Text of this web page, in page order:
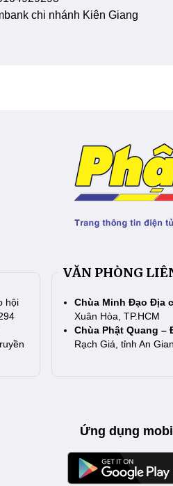
chi nhánh Kiên Giang
hội
VĂN PHÒNG
Chùa Minh Đạo Địa
Xuân Hòa, TP.HCM
Chùa Phật Quang –
Rạch Giá, tỉnh An
Ứng dụng